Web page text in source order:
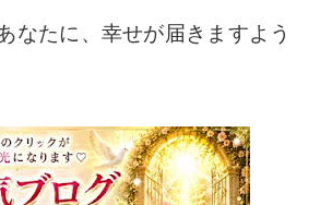
なたに、幸せが届きますよう